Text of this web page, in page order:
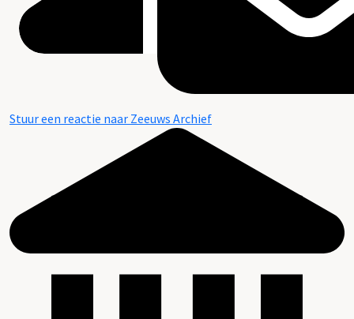
Stuur een reactie naar Zeeuws Archief